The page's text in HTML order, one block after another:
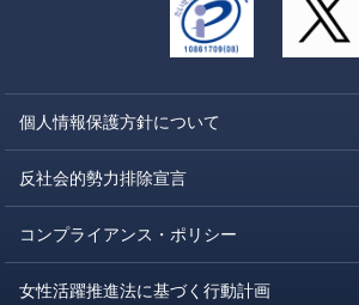
個人情報保護方針について
反社会的勢力排除宣言
コンプライアンス・ポリシー
女性活躍推進法に基づく行動計画